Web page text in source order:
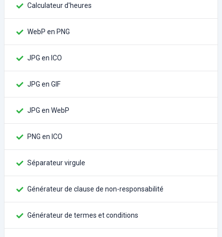
Calculateur d'heures
WebP en PNG
JPG en ICO
JPG en GIF
JPG en WebP
PNG en ICO
Séparateur virgule
Générateur de clause de non-responsabilité
Générateur de termes et conditions